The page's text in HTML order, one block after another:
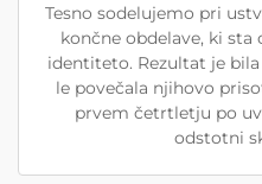
Tesno sodelujemo pri
končne obdelave, ki
identiteto. Rezultat je
le povečala njihovo
prvem četrtletju po
odstotni